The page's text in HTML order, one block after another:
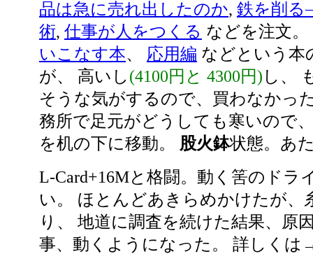
品は急に売れ出したのか, 鉄を削る
術, 仕事が人をつくる などを注文。
いこなす本、 応用編 などという本
が、 高いし (4100円と 4300円) し、
そうな気がするので、買わなかっ
務所で足元がどうしても寒いので
を机の下に移動。 股火鉢状態。あ
L-Card+16Mと格闘。動く筈のドラ
い。 ほとんどあきらめかけたが、
り、 地道に調査を続けた結果、原
事、動くようになった。 詳しくは